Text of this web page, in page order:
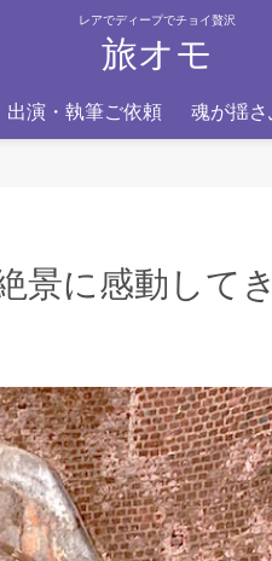
レアでディープでチョイ贅沢
旅オモ
出演・執筆ご依頼 魂が揺
景に感動して